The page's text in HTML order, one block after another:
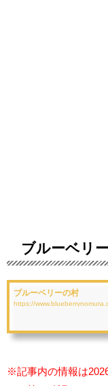
ブルーベリ
ブルーベリーの村
https://
※記事内の情報は